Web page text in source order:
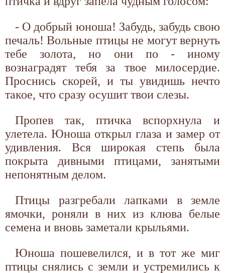
- О добрый юноша! Забудь, забудь свою
печаль! Вольные птицы не могут вернуть
тебе золота, но они по - иному
вознаградят тебя за твое милосердие.
Проснись скорей, и ты увидишь нечто
такое, что сразу осушит твои слезы.
Пропев так, птичка вспорхнула и
улетела. Юноша открыл глаза и замер от
удивления. Вся широкая степь была
покрыта дивными птицами, занятыми
непонятным делом.
Птицы разгребали лапками в земле
ямочки, роняли в них из клюва белые
семена и вновь заметали крыльями.
Юноша пошевелился, и в тот же миг
птицы снялись с земли и устремились к